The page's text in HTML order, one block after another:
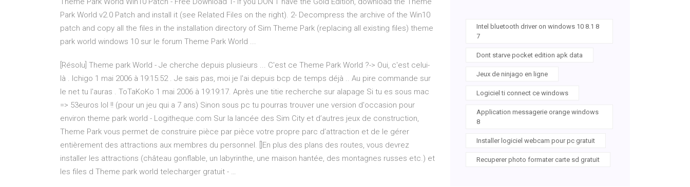
Park World v2.0 Patch and install it (see Related Files on the right). 2- Decompress the archive of the Win10
patch and copy all the files in the installation directory of Sim Theme Park (replacing all existing files) theme
park world windows 10 sur le forum Theme Park World ...
[Résolu] Theme park World - Je cherche depuis plusieurs ... C'est ce Theme Park World ?-> Oui, c'est celui-
là . Ichigo 1 mai 2006 à 19:15:52 . Je sais pas, moi je l'ai depuis bcp de temps déjà .. Au pire commande sur
le net tu l'auras . ToTaKoKo 1 mai 2006 à 19:19:17. Après une titie recherche sur alapage Si tu es sous mac
=> 53euros lol !! (pour un jeu qui a 7 ans) Sinon sous pc tu pourras trouver une version d'occasion pour
environ theme park world - Logitheque.com Sur la lancée des Sim City et d’autres jeux de construction,
Theme Park vous permet de construire pièce par pièce votre propre parc d’attraction et de le gérer
entièrement des attractions aux membres du personnel. []En plus des plans des routes, vous devrez
installer les attractions (château gonflable, un labyrinthe, une maison hantée, des montagnes russes etc.) et
les files d Theme park world telecharger gratuit - …
Intel bluetooth driver on windows 10 8.1 8
7
Dont starve pocket edition apk data
Jeux de ninjago en ligne
Logiciel ti connect ce windows
Application messagerie orange windows
8
Installer logiciel webcam pour pc gratuit
Recuperer photo formater carte sd gratuit